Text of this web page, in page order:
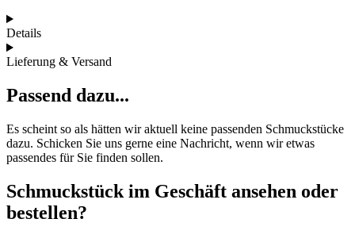
Details
Lieferung & Versand
Passend dazu...
Es scheint so als hätten wir aktuell keine passenden Schmuckstücke
dazu. Schicken Sie uns gerne eine Nachricht, wenn wir etwas
passendes für Sie finden sollen.
Schmuckstück im Geschäft ansehen oder
bestellen?